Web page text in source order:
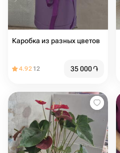
Каробка из разных цветов
4.92 12 35 000֏